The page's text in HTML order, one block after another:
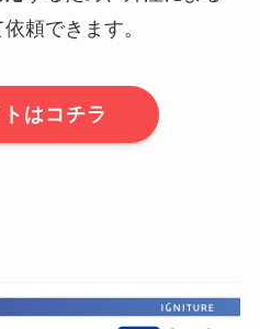
頼できます。
はコチラ